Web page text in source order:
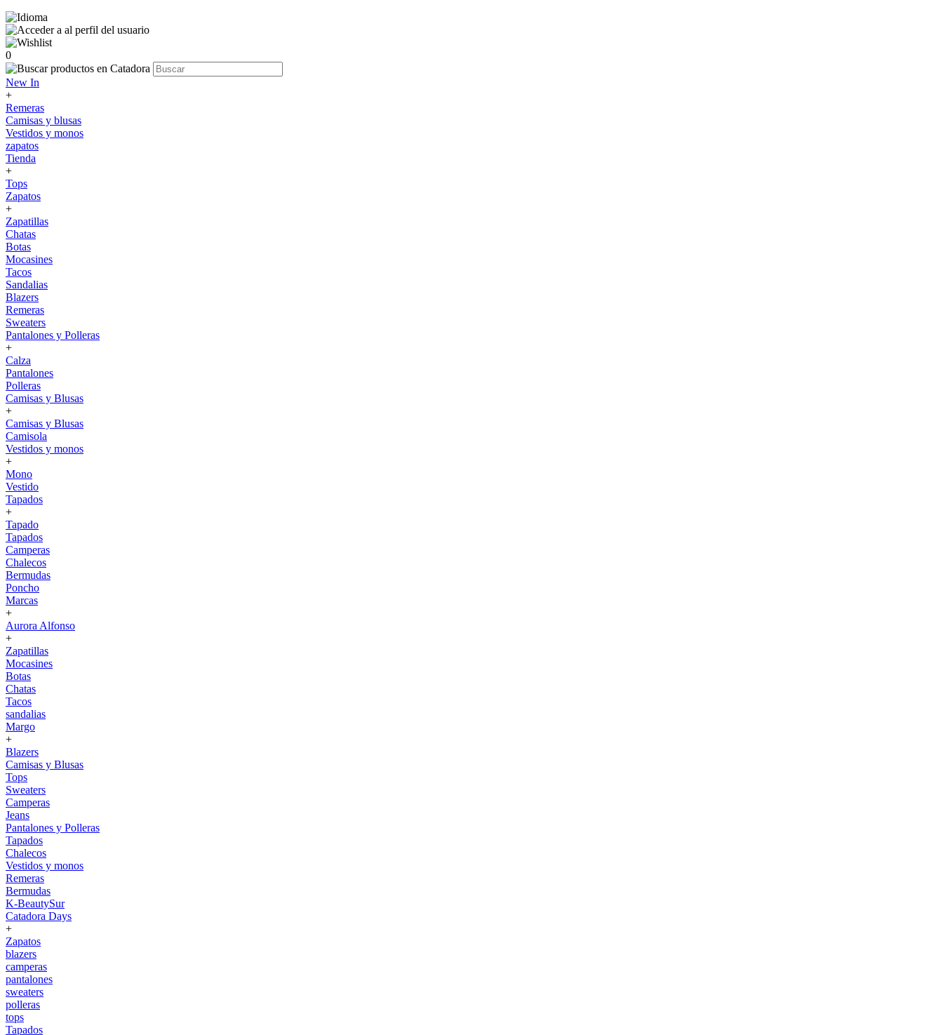
0
New In
+
Remeras
Camisas y blusas
Vestidos y monos
zapatos
Tienda
+
Tops
Zapatos
+
Zapatillas
Chatas
Botas
Mocasines
Tacos
Sandalias
Blazers
Remeras
Sweaters
Pantalones y Polleras
+
Calza
Pantalones
Polleras
Camisas y Blusas
+
Camisas y Blusas
Camisola
Vestidos y monos
+
Mono
Vestido
Tapados
+
Tapado
Tapados
Camperas
Chalecos
Bermudas
Poncho
Marcas
+
Aurora Alfonso
+
Zapatillas
Mocasines
Botas
Chatas
Tacos
sandalias
Margo
+
Blazers
Camisas y Blusas
Tops
Sweaters
Camperas
Jeans
Pantalones y Polleras
Tapados
Chalecos
Vestidos y monos
Remeras
Bermudas
K-BeautySur
Catadora Days
+
Zapatos
blazers
camperas
pantalones
sweaters
polleras
tops
Tapados